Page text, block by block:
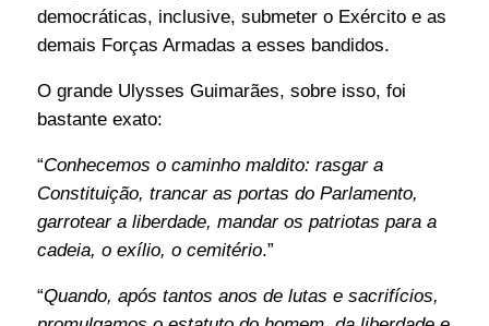
democráticas, inclusive, submeter o Exército e as
demais Forças Armadas a esses bandidos.
O grande Ulysses Guimarães, sobre isso, foi
bastante exato:
“Conhecemos o caminho maldito: rasgar a
Constituição, trancar as portas do Parlamento,
garrotear a liberdade, mandar os patriotas para a
cadeia, o exílio, o cemitério.”
“Quando, após tantos anos de lutas e sacrifícios,